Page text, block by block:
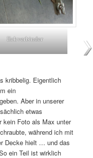
Eckverbinder
kribbelig. Eigentlich
ein
Aber in unserer
etwas
kein Foto als Max unter
während ich mit
Decke hielt … und das
ein Teil ist wirklich